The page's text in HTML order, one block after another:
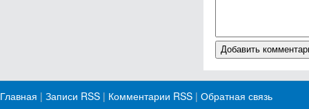
Главная | Записи RSS | Комментарии RSS | Обратная связь